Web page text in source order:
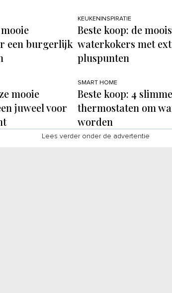
een burgerlijk
KEUKENINSPIRATIE
Beste koop: de
waterkokers met
pluspunten
mooie
juweel voor
SMART HOME
Beste koop: 4 slimme
thermostaten om
worden
Lees verder onder de advertentie